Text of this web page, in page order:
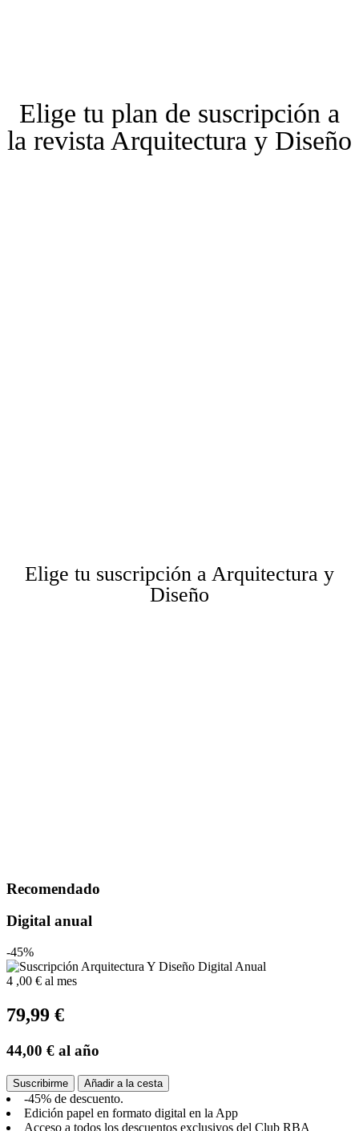
Elige tu plan de suscripción a
la revista Arquitectura y Diseño
Elige tu suscripción a Arquitectura y
Diseño
Recomendado
Digital anual
-45%
4 ,00 € al mes
79,99 €
44,00 € al año
Suscribirme Añadir a la cesta
-45% de descuento.
Edición papel en formato digital en la App
Acceso a todos los descuentos exclusivos del Club RBA